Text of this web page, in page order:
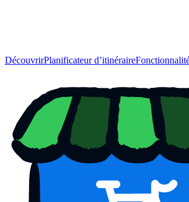
DécouvrirPlanificateur d’itinéraire